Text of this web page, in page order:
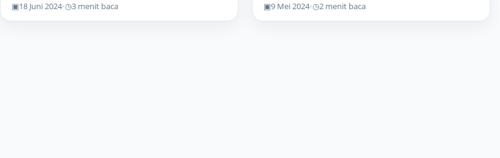
▣18 Juni 2024•◷3 menit baca ▣9 Mei 2024•◷2 menit baca